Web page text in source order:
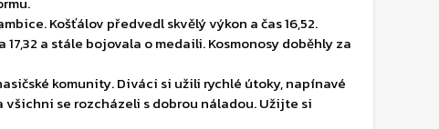
komunity. Diváci si užili rychlé útoky, napínavé
se rozcházeli s dobrou náladou. Užijte si
2026?